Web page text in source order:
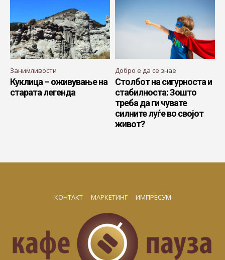
Занимливости
Куклица – оживување на
старата легенда
Добро е да се знае
Столбот на сигурноста и
стабилноста: Зошто
треба да ги чувате
силните луѓе во својот
живот?
КОНТАКТ МАРКЕТИНГ ИМПРЕСУМ